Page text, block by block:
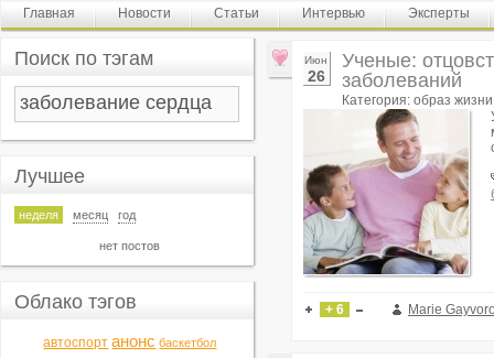
Главная Новости Статьи Интервью Эксперты
Июн
26
Ученые:
заболеваний
Категория: образ жизни
+ 6 Marie
Поиск по тэгам
Лучшее
неделя месяц год
нет постов
Облако тэгов
автоспорт анонс баскетбол